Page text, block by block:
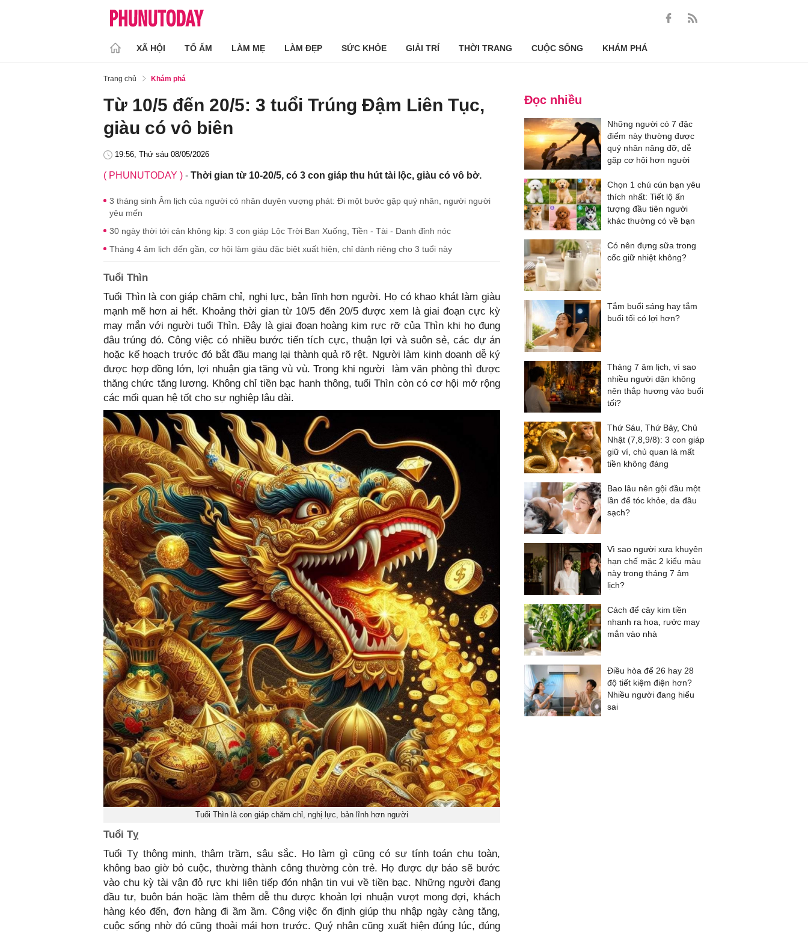
XÃ HỘI TỔ ẤM LÀM MẸ LÀM ĐẸP SỨC KHỎE GIẢI TRÍ THỜI TRANG CUỘC SỐNG KHÁM PHÁ
Trang chủ Khám phá
Từ 10/5 đến 20/5: 3 tuổi Trúng Đậm Liên Tục,
giàu có vô biên
19:56, Thứ sáu 08/05/2026
( PHUNUTODAY ) - Thời gian từ 10-20/5, có 3 con giáp thu hút tài lộc, giàu có vô bờ.
3 tháng sinh Âm lịch của người có nhân duyên vượng phát: Đi một bước gặp quý nhân, người người
yêu mến
30 ngày thời tới cản không kịp: 3 con giáp Lộc Trời Ban Xuống, Tiền - Tài - Danh đỉnh nóc
Tháng 4 âm lịch đến gần, cơ hội làm giàu đặc biệt xuất hiện, chỉ dành riêng cho 3 tuổi này
Tuổi Thìn
Tuổi Thìn là con giáp chăm chỉ, nghị lực, bản lĩnh hơn người. Họ có khao khát làm giàu
mạnh mẽ hơn ai hết. Khoảng thời gian từ 10/5 đến 20/5 được xem là giai đoạn cực kỳ
may mắn với người tuổi Thìn. Đây là giai đoạn hoàng kim rực rỡ của Thìn khi họ đụng
đâu trúng đó. Công việc có nhiều bước tiến tích cực, thuận lợi và suôn sẻ, các dự án
hoặc kế hoạch trước đó bắt đầu mang lại thành quả rõ rệt. Người làm kinh doanh dễ ký
được hợp đồng lớn, lợi nhuận gia tăng vù vù. Trong khi người làm văn phòng thì được
thăng chức tăng lương. Không chỉ tiền bạc hanh thông, tuổi Thìn còn có cơ hội mở rộng
các mối quan hệ tốt cho sự nghiệp lâu dài.
Tuổi Thìn là con giáp chăm chỉ, nghị lực, bản lĩnh hơn người
Tuổi Tỵ
Tuổi Tỵ thông minh, thâm trầm, sâu sắc. Họ làm gì cũng có sự tính toán chu toàn,
không bao giờ bỏ cuộc, thường thành công thường còn trẻ. Họ được dự báo sẽ bước
vào chu kỳ tài vận đỏ rực khi liên tiếp đón nhận tin vui về tiền bạc. Những người đang
đầu tư, buôn bán hoặc làm thêm dễ thu được khoản lợi nhuận vượt mong đợi, khách
hàng kéo đến, đơn hàng đi ầm ầm. Công việc ổn định giúp thu nhập ngày càng tăng,
cuộc sống nhờ đó cũng thoải mái hơn trước. Quý nhân cũng xuất hiện đúng lúc, đúng
Đọc nhiều
Những người có 7 đặc
điểm này thường được
quý nhân nâng đỡ, dễ
gặp cơ hội hơn người
Chọn 1 chú cún bạn yêu
thích nhất: Tiết lộ ấn
tượng đầu tiên người
khác thường có về bạn
Có nên đựng sữa trong
cốc giữ nhiệt không?
Tắm buổi sáng hay tắm
buổi tối có lợi hơn?
Tháng 7 âm lịch, vì sao
nhiều người dặn không
nên thắp hương vào buổi
tối?
Thứ Sáu, Thứ Bảy, Chủ
Nhật (7,8,9/8): 3 con giáp
giữ ví, chủ quan là mất
tiền không đáng
Bao lâu nên gội đầu một
lần để tóc khỏe, da đầu
sạch?
Vì sao người xưa khuyên
hạn chế mặc 2 kiểu màu
này trong tháng 7 âm
lịch?
Cách để cây kim tiền
nhanh ra hoa, rước may
mắn vào nhà
Điều hòa để 26 hay 28
độ tiết kiệm điện hơn?
Nhiều người đang hiểu
sai